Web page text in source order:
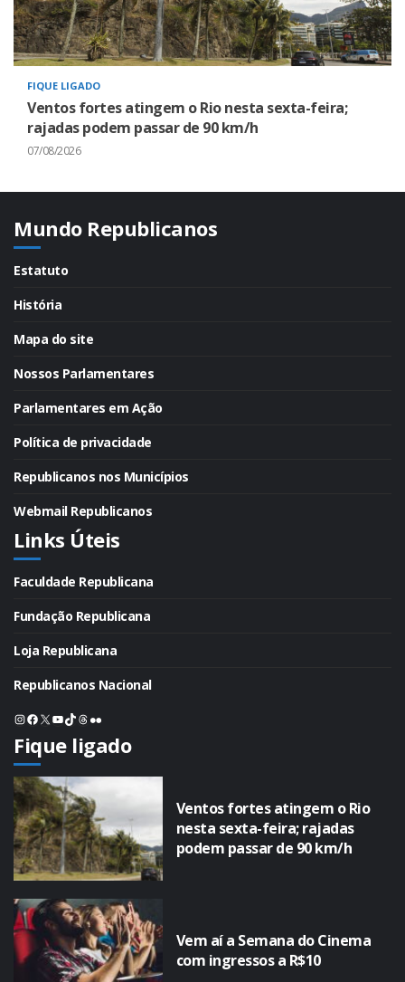
FIQUE LIGADO
Ventos fortes atingem o Rio nesta sexta-feira;
rajadas podem passar de 90 km/h
07/08/2026
Mundo Republicanos
Estatuto
História
Mapa do site
Nossos Parlamentares
Parlamentares em Ação
Política de privacidade
Republicanos nos Municípios
Webmail Republicanos
Links Úteis
Faculdade Republicana
Fundação Republicana
Loja Republicana
Republicanos Nacional
Instagram
Facebook
X Youtube
TikTok
Threads
Flickr
Fique ligado
Ventos fortes atingem o Rio
nesta sexta-feira; rajadas
podem passar de 90 km/h
Vem aí a Semana do Cinema
com ingressos a R$10